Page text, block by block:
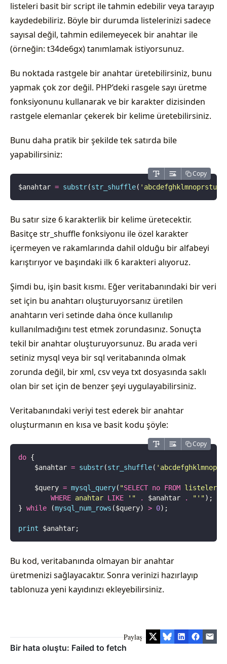
listeleri basit bir script ile tahmin edebilir veya tarayıp
kaydedebiliriz. Böyle bir durumda listelerinizi sadece
sayısal değil, tahmin edilemeyecek bir anahtar ile
(örneğin: t34de6gx) tanımlamak istiyorsunuz.
Bu noktada rastgele bir anahtar üretebilirsiniz, bunu
yapmak çok zor değil. PHP’deki rasgele sayı üretme
fonksiyonunu kullanarak ve bir karakter dizisinden
rastgele elemanlar çekerek bir kelime üretebilirsiniz.
Bunu daha pratik bir şekilde tek satırda bile
yapabilirsiniz:
Copy
$anahtar = substr(str_shuffle( '
Bu satır size 6 karakterlik bir kelime üretecektir.
Basitçe str_shuffle fonksiyonu ile özel karakter
içermeyen ve rakamlarında dahil olduğu bir alfabeyi
karıştırıyor ve başındaki ilk 6 karakteri alıyoruz.
Şimdi bu, işin basit kısmı. Eğer veritabanındaki bir veri
set için bu anahtarı oluşturuyorsanız üretilen
anahtarın veri setinde daha önce kullanılıp
kullanılmadığını test etmek zorundasınız. Sonuçta
tekil bir anahtar oluşturuyorsunuz. Bu arada veri
setiniz mysql veya bir sql veritabanında olmak
zorunda değil, bir xml, csv veya txt dosyasında saklı
olan bir set için de benzer şeyi uygulayabilirsiniz.
Veritabanındaki veriyi test ederek bir anahtar
oluşturmanın en kısa ve basit kodu şöyle:
Copy
do {
    $anahtar
= substr(str_shuffle( '
    $query
= mysql_query( "SELECT no FROM listeler
        WHERE
anahtar LIKE ' " . $anahtar . " ' ");
} while (mysql_num_rows ($query) > 0);
print $anahtar;
Bu kod, veritabanında olmayan bir anahtar
üretmenizi sağlayacaktır. Sonra verinizi hazırlayıp
tablonuza yeni kayıdınızı ekleyebilirsiniz.
Paylaş